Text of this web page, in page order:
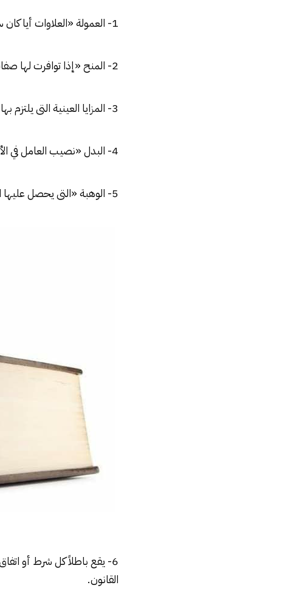
1- العمولة «العلاوات أيا كان سبب استحقاقها أو نوعها»
2- المنح «إذا توافرت لها صفات العمومية والدوام والثبات»
3- المزايا العينية التى يلتزم بها صاحب العمل
4- البدل «نصيب العامل في الأرباح»
5- الوهبة «التى يحصل عليها العامل إذ جرت العادة بدفعها»
6- يقع باطلاً كل شرط أو
القانون.